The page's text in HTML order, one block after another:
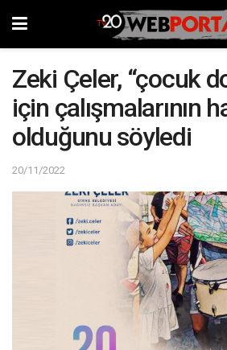
Zeki Çeler, “çocuk
için çalışmalarının
olduğunu söyledi
20/11/2022